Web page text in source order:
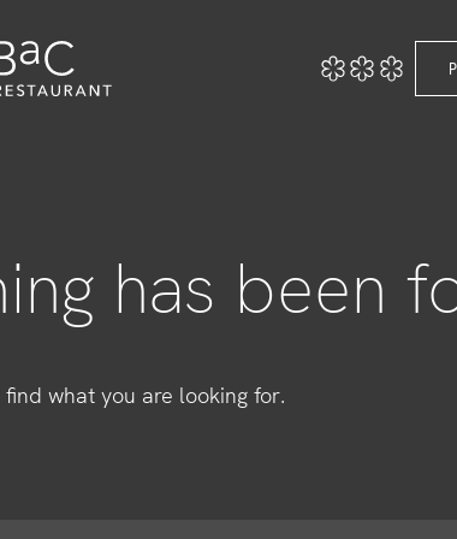
has been
what you are looking for.